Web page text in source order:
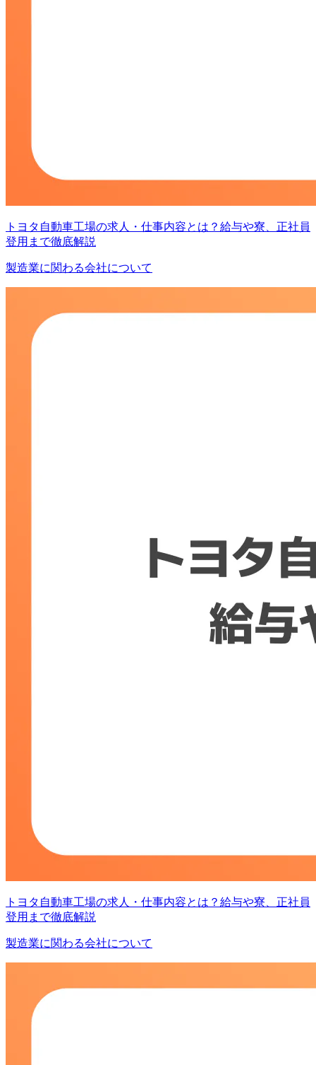
トヨタ自動車工場の求人・仕事内容とは？給与や寮、正社員
登用まで徹底解説
製造業に関わる会社について
トヨタ自動車工場の求人・仕事内容とは？給与や寮、正社員
登用まで徹底解説
製造業に関わる会社について